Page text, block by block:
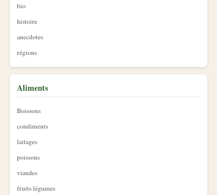
bio
histoire
anecdotes
régions
Aliments
Boissons
condiments
laitages
poissons
viandes
fruits légumes